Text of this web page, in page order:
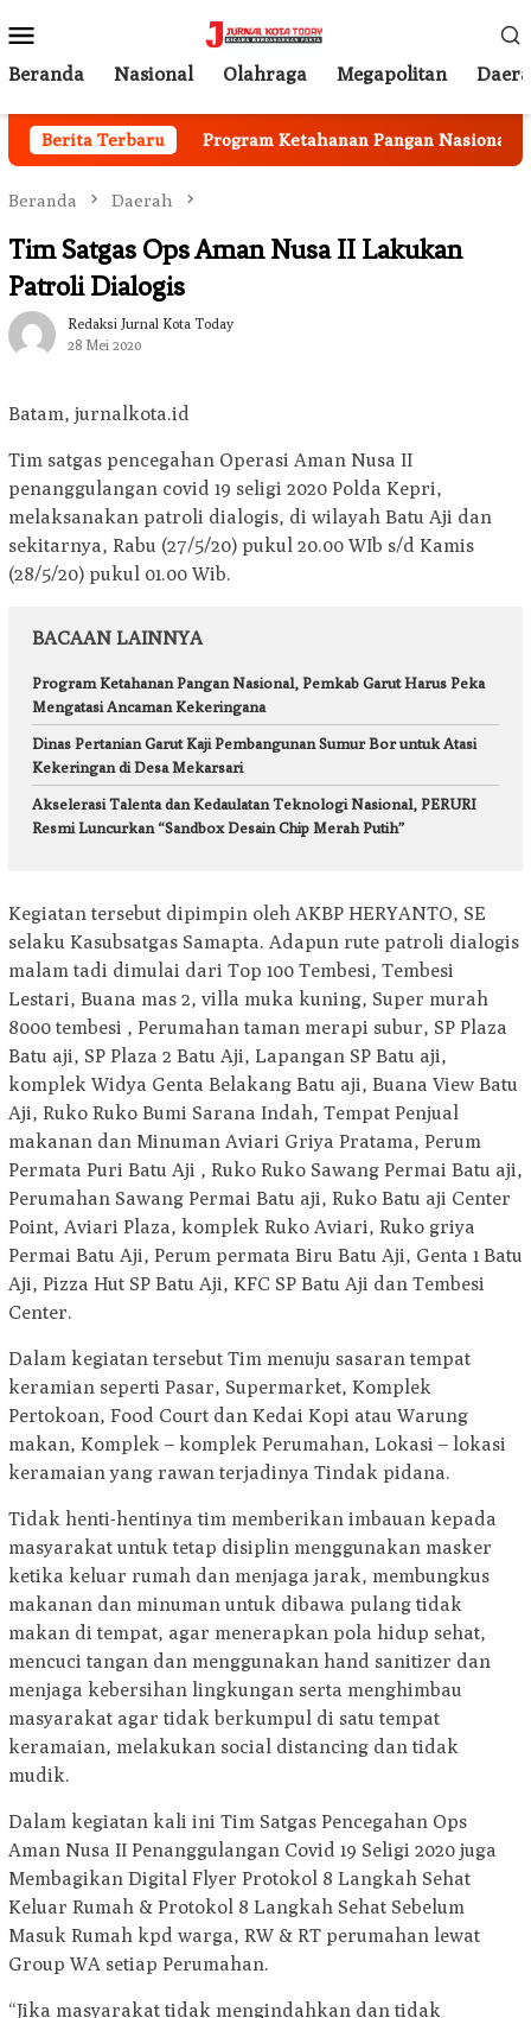
ke
kontenMobile
Beranda Nasional Olahraga Megapolitan
Berita Terbaru
Berjalan Program Ketahanan Pangan Nasional,
Beranda Daerah
Tim Satgas Ops Aman Nusa II Lakukan
Patroli Dialogis
Redaksi Jurnal Kota Today
28 Mei 2020
Batam, jurnalkota.id
Tim satgas pencegahan Operasi Aman Nusa II
penanggulangan covid 19 seligi 2020 Polda Kepri,
melaksanakan patroli dialogis, di wilayah Batu Aji dan
sekitarnya, Rabu (27/5/20) pukul 20.00 WIb s/d Kamis
(28/5/20) pukul 01.00 Wib.
BACAAN LAINNYA
Program Ketahanan Pangan Nasional, Pemkab Garut Harus Peka
Mengatasi Ancaman Kekeringana
Dinas Pertanian Garut Kaji Pembangunan Sumur Bor untuk Atasi
Kekeringan di Desa Mekarsari
Akselerasi Talenta dan Kedaulatan Teknologi Nasional, PERURI
Resmi Luncurkan “Sandbox Desain Chip Merah Putih”
Kegiatan tersebut dipimpin oleh AKBP HERYANTO, SE
selaku Kasubsatgas Samapta. Adapun rute patroli dialogis
malam tadi dimulai dari Top 100 Tembesi, Tembesi
Lestari, Buana mas 2, villa muka kuning, Super murah
8000 tembesi , Perumahan taman merapi subur, SP Plaza
Batu aji, SP Plaza 2 Batu Aji, Lapangan SP Batu aji,
komplek Widya Genta Belakang Batu aji, Buana View Batu
Aji, Ruko Ruko Bumi Sarana Indah, Tempat Penjual
makanan dan Minuman Aviari Griya Pratama, Perum
Permata Puri Batu Aji , Ruko Ruko Sawang Permai Batu aji,
Perumahan Sawang Permai Batu aji, Ruko Batu aji Center
Point, Aviari Plaza, komplek Ruko Aviari, Ruko griya
Permai Batu Aji, Perum permata Biru Batu Aji, Genta 1 Batu
Aji, Pizza Hut SP Batu Aji, KFC SP Batu Aji dan Tembesi
Center.
Dalam kegiatan tersebut Tim menuju sasaran tempat
keramian seperti Pasar, Supermarket, Komplek
Pertokoan, Food Court dan Kedai Kopi atau Warung
makan, Komplek – komplek Perumahan, Lokasi – lokasi
keramaian yang rawan terjadinya Tindak pidana.
Tidak henti-hentinya tim memberikan imbauan kepada
masyarakat untuk tetap disiplin menggunakan masker
ketika keluar rumah dan menjaga jarak, membungkus
makanan dan minuman untuk dibawa pulang tidak
makan di tempat, agar menerapkan pola hidup sehat,
mencuci tangan dan menggunakan hand sanitizer dan
menjaga kebersihan lingkungan serta menghimbau
masyarakat agar tidak berkumpul di satu tempat
keramaian, melakukan social distancing dan tidak
mudik.
Dalam kegiatan kali ini Tim Satgas Pencegahan Ops
Aman Nusa II Penanggulangan Covid 19 Seligi 2020 juga
Membagikan Digital Flyer Protokol 8 Langkah Sehat
Keluar Rumah & Protokol 8 Langkah Sehat Sebelum
Masuk Rumah kpd warga, RW & RT perumahan lewat
Group WA setiap Perumahan.
“Jika masyarakat tidak mengindahkan dan tidak